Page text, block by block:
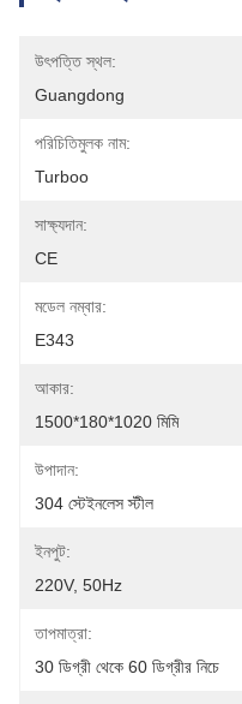
উৎপত্তি স্থল:
Guangdong
পরিচিতিমুলক নাম:
Turboo
সাক্ষ্যদান:
CE
মডেল নম্বার:
E343
আকার:
1500*180*1020 মিমি
উপাদান:
304 স্টেইনলেস স্টীল
ইনপুট:
220V, 50Hz
তাপমাত্রা:
30 ডিগ্রী থেকে 60 ডিগ্রীর নিচে